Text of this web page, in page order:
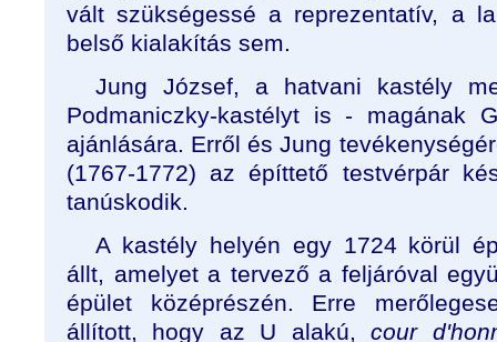
vált szükségessé a reprezentatív, a
belső kialakítás sem.
Jung József, a hatvani kastély
Podmaniczky-kastélyt is - magának
ajánlására. Erről és Jung
(1767-1772) az építtető testvérpár
tanúskodik.
A kastély helyén egy 1724 körül
állt, amelyet a tervező a feljáróval
épület középrészén. Erre
állított, hogy az U alakú,cour